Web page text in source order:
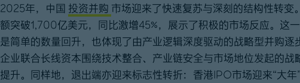
2025年，中国 投资并购 市场迎来了快速复苏与深刻的结构性转变
额突破1,700亿美元，同比激增45%，展示了积极的市场反应。这
是简单的数量回升，也体现了由产业逻辑深度驱动的战略型并购逐
企业联合长线资本围绕技术整合、产业链安全与市场地位发起的战
提升。同样地，退出端亦迎来标志性转折：香港IPO市场迎来“大